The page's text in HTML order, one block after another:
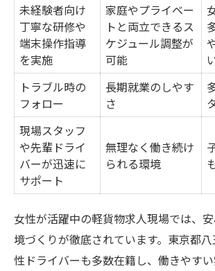
未経験者向け
丁寧な研修や
端末操作指導
を実施
家庭やプライベー
トと両立できるス
ケジュール調整が
可能
トラブル時の
フォロー
長期就業のしやす
さ
現場スタッフ
や先輩ドライ
バーが迅速に
サポート
無理なく働き続け
られる環境
女性が活躍中の軽貨物求人現場では、
境づくりが徹底されています。東京都
性ドライバーも多数在籍し、働きやす